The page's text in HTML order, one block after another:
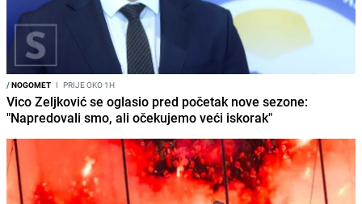
/NOGOMET I PRIJE OKO 1H
Vico Zeljković se oglasio pred početak nove sezone:
"Napredovali smo, ali očekujemo veći iskorak"